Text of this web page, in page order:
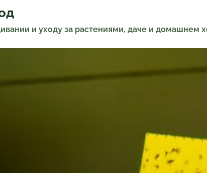
и уходу за растениями, даче и домашнем